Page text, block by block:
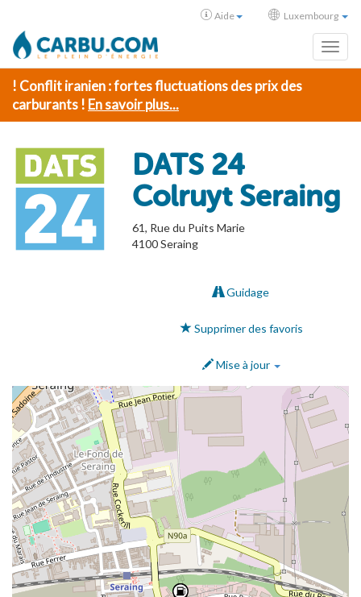
Aide Luxembourg
! Conflit iranien : fortes fluctuations des prix des
carburants ! En savoir plus...
DATS 24
Colruyt Seraing
61, Rue du Puits Marie
4100Seraing
Guidage
Supprimer des favoris
Mise à jour